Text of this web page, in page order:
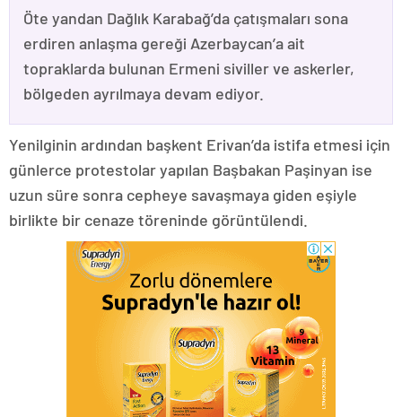
Öte yandan Dağlık Karabağ’da çatışmaları sona
erdiren anlaşma gereği Azerbaycan’a ait
topraklarda bulunan Ermeni siviller ve askerler,
bölgeden ayrılmaya devam ediyor.
Yenilginin ardından başkent Erivan’da istifa etmesi için
günlerce protestolar yapılan Başbakan Paşinyan ise
uzun süre sonra cepheye savaşmaya giden eşiyle
birlikte bir cenaze töreninde görüntülendi.